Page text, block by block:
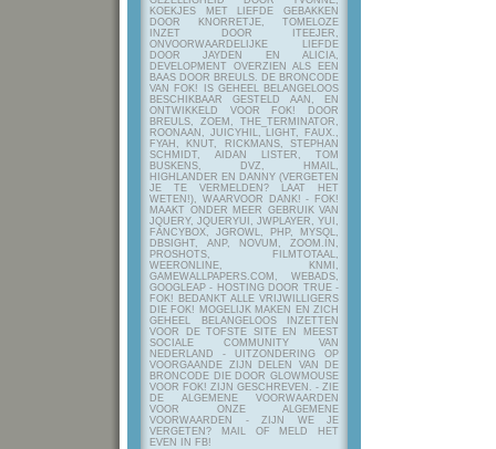
KOEKJES MET LIEFDE GEBAKKEN
DOOR KNORRETJE, TOMELOZE
INZET DOOR ITEEJER,
ONVOORWAARDELIJKE LIEFDE
DOOR JAYDEN EN ALICIA,
DEVELOPMENT OVERZIEN ALS EEN
BAAS DOOR BREULS. DE BRONCODE
VAN FOK! IS GEHEEL BELANGELOOS
BESCHIKBAAR GESTELD AAN, EN
ONTWIKKELD VOOR FOK! DOOR
BREULS, ZOEM, THE_TERMINATOR,
ROONAAN, JUICYHIL, LIGHT, FAUX.,
FYAH, KNUT, RICKMANS, STEPHAN
SCHMIDT, AIDAN LISTER, TOM
BUSKENS, DVZ, HMAIL,
HIGHLANDER EN DANNY (VERGETEN
JE TE VERMELDEN? LAAT HET
WETEN!), WAARVOOR DANK! - FOK!
MAAKT ONDER MEER GEBRUIK VAN
JQUERY, JQUERYUI, JWPLAYER, YUI,
FANCYBOX, JGROWL, PHP, MYSQL,
DBSIGHT, ANP, NOVUM, ZOOM.IN,
PROSHOTS, FILMTOTAAL,
WEERONLINE, KNMI,
GAMEWALLPAPERS.COM, WEBADS,
GOOGLEAP - HOSTING DOOR TRUE -
FOK! BEDANKT ALLE VRIJWILLIGERS
DIE FOK! MOGELIJK MAKEN EN ZICH
GEHEEL BELANGELOOS INZETTEN
VOOR DE TOFSTE SITE EN MEEST
SOCIALE COMMUNITY VAN
NEDERLAND - UITZONDERING OP
VOORGAANDE ZIJN DELEN VAN DE
BRONCODE DIE DOOR GLOWMOUSE
VOOR FOK! ZIJN GESCHREVEN. - ZIE
DE ALGEMENE VOORWAARDEN
VOOR ONZE ALGEMENE
VOORWAARDEN - ZIJN WE JE
VERGETEN? MAIL OF MELD HET
EVEN IN FB!